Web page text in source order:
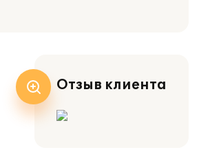
Отзыв клиента